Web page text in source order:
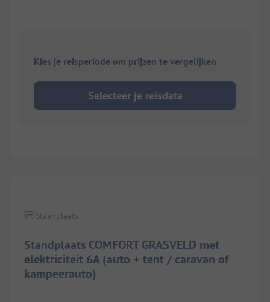
Kies je reisperiode om prijzen te vergelijken
Selecteer je reisdata
Standplaats COMFORT GRASVELD met
elektriciteit 6A (auto + tent / caravan of
kampeerauto)
Staanplaats